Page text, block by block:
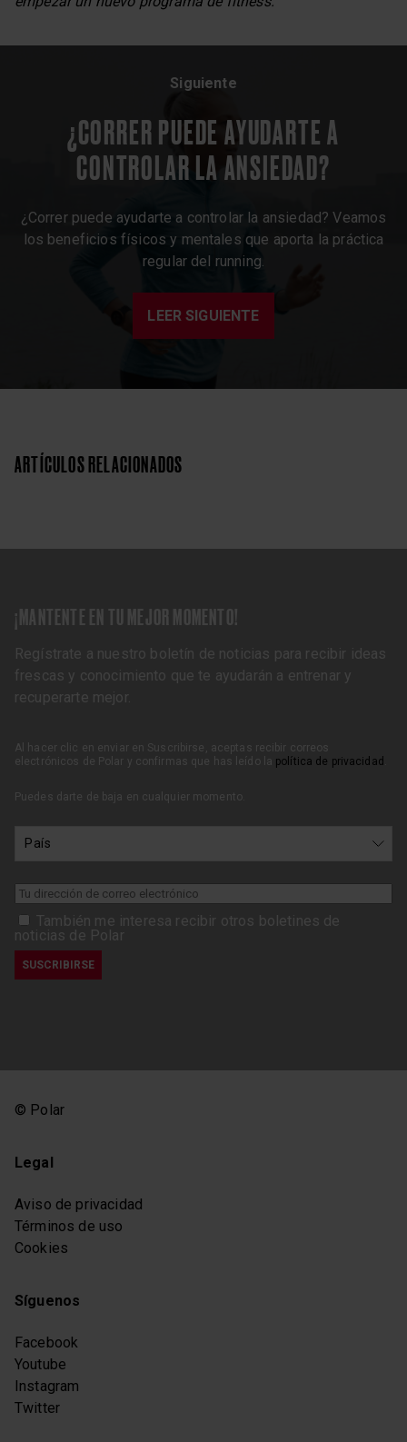
Siguiente
¿CORRER PUEDE AYUDARTE A
CONTROLAR LA ANSIEDAD?
¿Correr puede ayudarte a controlar la ansiedad? Veamos
los beneficios físicos y mentales que aporta la práctica
regular del running.
LEER SIGUIENTE
ARTÍCULOS RELACIONADOS
¡MANTENTE EN TU MEJOR MOMENTO!
Regístrate a nuestro boletín de noticias para recibir ideas
frescas y conocimiento que te ayudarán a entrenar y
recuperarte mejor.
Al hacer clic en enviar en Suscribirse, aceptas recibir correos
electrónicos de Polar y confirmas que has leído la política de privacidad
Puedes darte de baja en cualquier momento.
También me interesa recibir otros boletines de
noticias de Polar
© Polar
Legal
Aviso de privacidad
Términos de uso
Cookies
Síguenos
Facebook
Youtube
Instagram
Twitter